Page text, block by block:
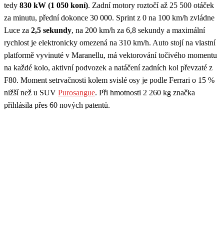
tedy 830 kW (1 050 koní). Zadní motory roztočí až 25 500 otáček
za minutu, přední dokonce 30 000. Sprint z 0 na 100 km/h zvládne
Luce za 2,5 sekundy, na 200 km/h za 6,8 sekundy a maximální
rychlost je elektronicky omezená na 310 km/h. Auto stojí na vlastní
platformě vyvinuté v Maranellu, má vektorování točivého momentu
na každé kolo, aktivní podvozek a natáčení zadních kol převzaté z
F80. Moment setrvačnosti kolem svislé osy je podle Ferrari o 15 %
nižší než u SUV Purosangue. Při hmotnosti 2 260 kg značka
přihlásila přes 60 nových patentů.